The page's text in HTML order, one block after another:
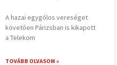
A hazai egygólos vereséget
követően Párizsban is kikapott
a Telekom
TOVÁBB OLVASOM »